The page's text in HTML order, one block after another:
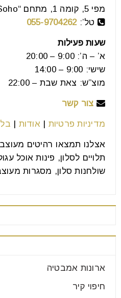
אוכל וכל בית בוחר בפינה אשר
קרא עוד
אם אתם מתכננים את עיצוב
מפי 5, קומה 1, מתחם “Soho”
טל’:055-9704262
שעות פעילות
א’ – ה’: 9:00 – 20:00
שישי: 9:00 – 14:00
מוצ”ש: צאת שבת – 22:00
צור קשר
מדיניות פרטיות |אודות
אצלנו תמצאו רהיטים
תלויים לסלון, פינות אוכל
שולחנות סלון, מסגרות
ארונות אמבטיה
חיפוי קיר